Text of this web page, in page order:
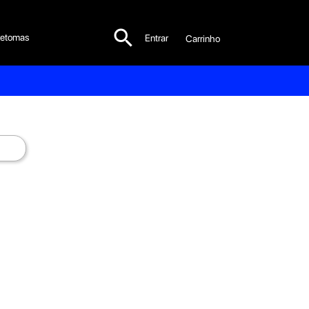
 Entrar Carrinho